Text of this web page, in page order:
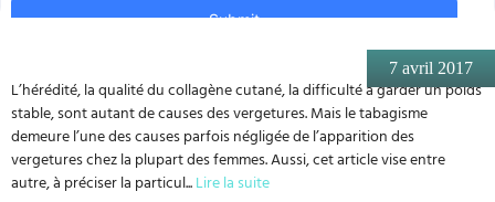
7 avril 2017
L’hérédité, la qualité du collagène cutané, la difficulté à garder un poids
stable, sont autant de causes des vergetures. Mais le tabagisme
demeure l’une des causes parfois négligée de l’apparition des
vergetures chez la plupart des femmes. Aussi, cet article vise entre
autre, à préciser la particul...Lire la suite